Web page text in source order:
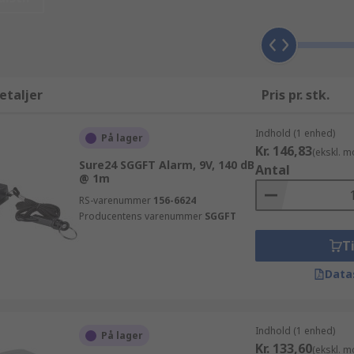
har brug for information eller hjælp til dine produkter,
fordel af dag-til-dag levering på de Tyverialarm -
fremskaffet fra leverandører og producenter, som vi
og brug af Tyverialarmer, detektorer og tilbehør og
ved hvad det er du betaler for, når du bestiller online
kan du drage fordel af vores fleksible priser og
Pris pr. stk.
På lager
Sure24 SGGFT Alarm, 9V, 140 dB
@ 1m
RS-varenummer 156-6624
Producentens varenummer SGGFT
Indhold (1 enhed)
Kr. 146,83(ekskl.
Antal
På lager Indhold (1 enhed)
Kr. 133,60(ekskl.